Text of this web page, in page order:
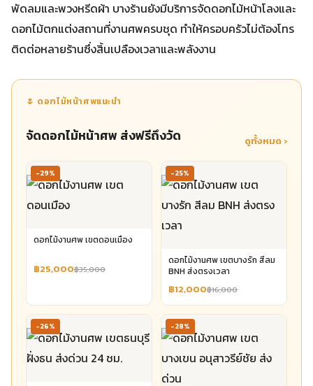
พัดลมและพวงหรีดผ้า บางร้านยังมีบริการจัดดอกไม้หน้าโลงและ
ดอกไม้ตกแต่งสถานที่งานศพครบชุด ทำให้ครอบครัวไม่ต้องโทร
ติดต่อหลายร้านซึ่งสิ้นเปลืองเวลาและพลังงาน
🌷 ดอกไม้หน้าศพแนะนำ
จัดดอกไม้หน้าศพ ส่งฟรีถึงวัด ดูทั้งหมด ›
-29%
ดอกไม้งานศพ เขตดอนเมือง
฿25,000฿35,000
-25%
ดอกไม้งานศพ เขตบางรัก สีลม
BNH ส่งตรงเวลา
฿12,000฿16,000
-26% -28%